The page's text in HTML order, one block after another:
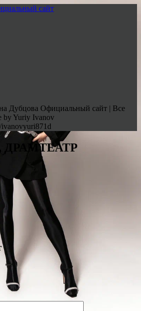
Дубцова Официальный сайт | Все
by Yuriy Ivanov
ivanovyuri871d
ДРАМТЕАТР